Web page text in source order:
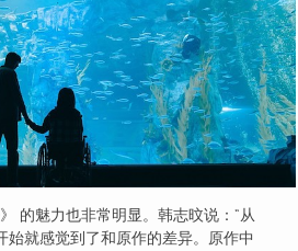
的魅力也非常明显。韩志旼说：“从
始就感觉到了和原作的差异。原作中